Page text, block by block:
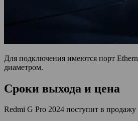
Для подключения имеются порт
диаметром.
Сроки выхода и цена
Redmi G Pro 2024 поступит в продажу